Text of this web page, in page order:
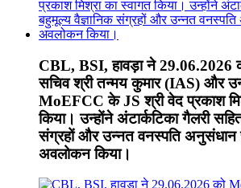
CBL, BSI, हावड़ा ने
सचिव श्री तन्मय कुमार (IAS) और
MoEFCC के JS श्री वेद प्रकाश
किया। उन्होंने अंटार्कटिका गैलरी
संग्रहों और उन्नत वनस्पति अनुसंधान
अवलोकन किया।